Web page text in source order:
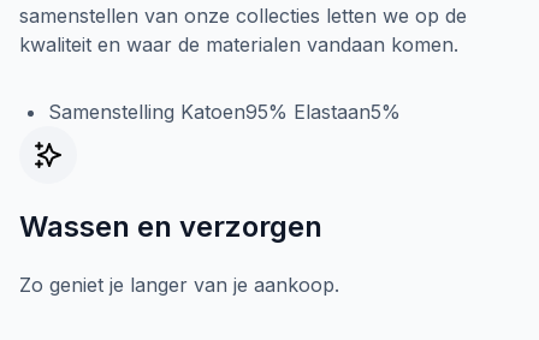
samenstellen van onze collecties letten we op de
kwaliteit en waar de materialen vandaan komen.
Samenstelling Katoen95% Elastaan5%
Wassen en verzorgen
Zo geniet je langer van je aankoop.